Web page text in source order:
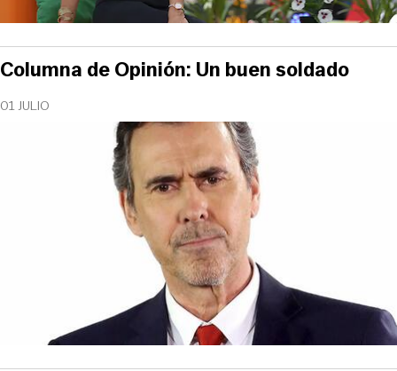
01 JULIO
Columna de Opinión: Un buen soldado